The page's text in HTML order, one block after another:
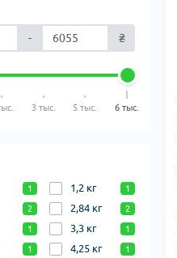
- ₴
3 тыс. 5 тыс. 6 тыс.
1 1,2 кг 1
2 2,84 кг 2
1 3,3 кг 1
1 4,25 кг 1